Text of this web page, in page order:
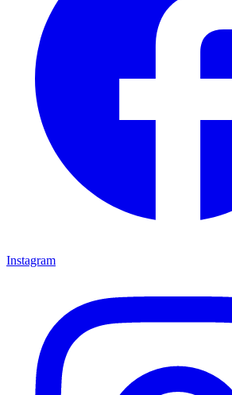
Instagram